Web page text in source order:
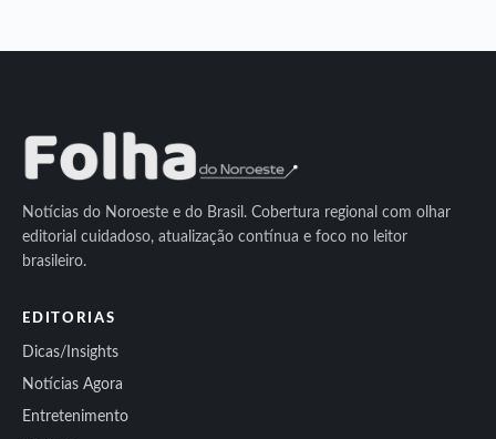
Notícias do Noroeste e do Brasil. Cobertura regional com olhar
editorial cuidadoso, atualização contínua e foco no leitor
brasileiro.
EDITORIAS
Dicas/Insights
Notícias Agora
Entretenimento